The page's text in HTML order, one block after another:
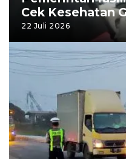
Cek Kesehatan
22 Juli 2026